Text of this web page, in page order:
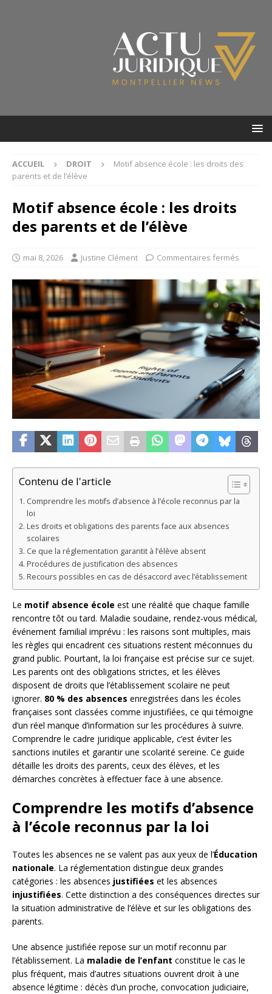
ACCUEIL DROIT
Motif absence école : les droits des
parents et de l’élève
Motif absence école : les droits
des parents et de l’élève
mai 8, 2026 Justine Clément Commentaires fermés
Contenu de l'article
Comprendre les motifs d’absence à l’école reconnus par la
loi
Les droits et obligations des parents face aux absences
scolaires
Ce que la réglementation garantit à l’élève absent
Procédures de justification des absences
Recours possibles en cas de désaccord avec l’établissement
Le motif absence école est une réalité que chaque famille
rencontre tôt ou tard. Maladie soudaine, rendez-vous médical,
événement familial imprévu : les raisons sont multiples, mais
les règles qui encadrent ces situations restent méconnues du
grand public. Pourtant, la loi française est précise sur ce sujet.
Les parents ont des obligations strictes, et les élèves
disposent de droits que l’établissement scolaire ne peut
ignorer. 80 % des absences enregistrées dans les écoles
françaises sont classées comme injustifiées, ce qui témoigne
d’un réel manque d’information sur les procédures à suivre.
Comprendre le cadre juridique applicable, c’est éviter les
sanctions inutiles et garantir une scolarité sereine. Ce guide
détaille les droits des parents, ceux des élèves, et les
démarches concrètes à effectuer face à une absence.
Comprendre les motifs d’absence
à l’école reconnus par la loi
Toutes les absences ne se valent pas aux yeux de l’Éducation
nationale. La réglementation distingue deux grandes
catégories : les absences justifiées et les absences
injustifiées. Cette distinction a des conséquences directes sur
la situation administrative de l’élève et sur les obligations des
parents.
Une absence justifiée repose sur un motif reconnu par
l’établissement. La maladie de l’enfant constitue le cas le
plus fréquent, mais d’autres situations ouvrent droit à une
absence légitime : décès d’un proche, convocation judiciaire,